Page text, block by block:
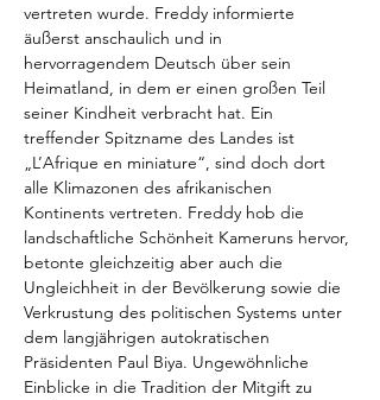
vertreten wurde. Freddy informierte
äußerst anschaulich und in
hervorragendem Deutsch über sein
Heimatland, in dem er einen großen Teil
seiner Kindheit verbracht hat. Ein
treffender Spitzname des Landes ist
„L’Afrique en miniature“, sind doch dort
alle Klimazonen des afrikanischen
Kontinents vertreten. Freddy hob die
landschaftliche Schönheit Kameruns hervor,
betonte gleichzeitig aber auch die
Ungleichheit in der Bevölkerung sowie die
Verkrustung des politischen Systems unter
dem langjährigen autokratischen
Präsidenten Paul Biya. Ungewöhnliche
Einblicke in die Tradition der Mitgift zu